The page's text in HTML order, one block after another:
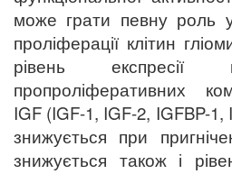
може грати певну роль у
проліферації клітин
рівень експресії
пропроліферативних
IGF (IGF-1, IGF-2, IGFBP-1,
знижується при
знижується також і